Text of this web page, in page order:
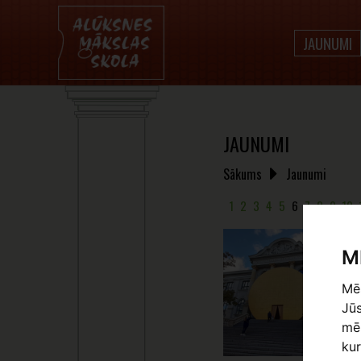
JAUNUMI
JAUNUMI
Sākums Jaunumi
1 2 3 4 5 6 7 8 9 10